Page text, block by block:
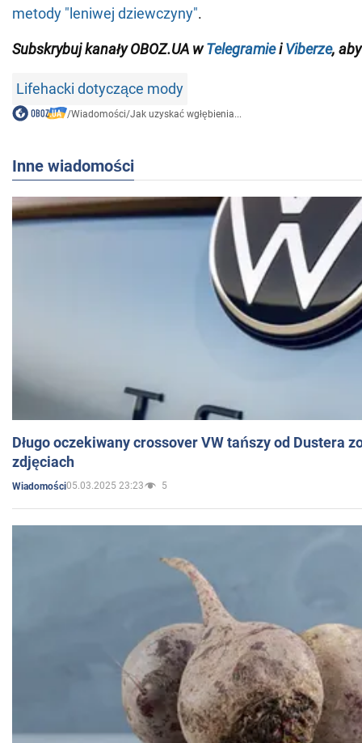
metody "leniwej dziewczyny".
Subskrybuj kanały OBOZ.UA w TelegramieiViberze, aby
Lifehacki dotyczące mody
/Wiadomości/Jak uzyskać wgłębienia...
Inne wiadomości
Długo oczekiwany crossover VW tańszy od Dustera
zdjęciach
Wiadomości05.03.2025 23:23 5